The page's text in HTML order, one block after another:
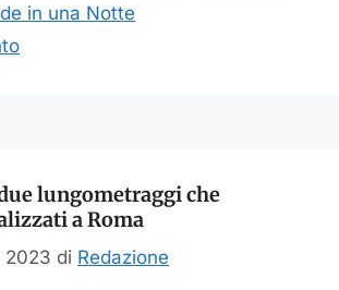
in una Notte
lungometraggi che
a Roma
2023 di Redazione